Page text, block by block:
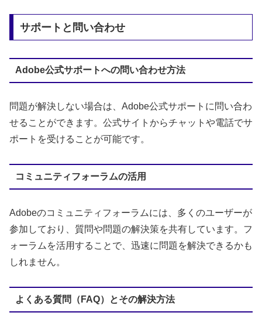
サポートと問い合わせ
Adobe公式サポートへの問い合わせ方法
問題が解決しない場合は、Adobe公式サポートに問い合わ
せることができます。公式サイトからチャットや電話でサ
ポートを受けることが可能です。
コミュニティフォーラムの活用
Adobeのコミュニティフォーラムには、多くのユーザーが
参加しており、質問や問題の解決策を共有しています。フ
ォーラムを活用することで、迅速に問題を解決できるかも
しれません。
よくある質問（FAQ）とその解決方法